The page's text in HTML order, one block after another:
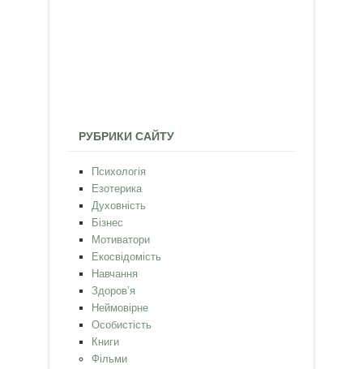
РУБРИКИ САЙТУ
Психологія
Езотерика
Духовність
Бізнес
Мотиватори
Екосвідомість
Навчання
Здоров’я
Неймовірне
Особистість
Книги
Фільми